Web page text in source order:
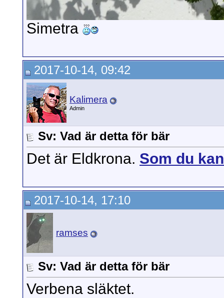
Simetra
2017-10-14, 09:42
Kalimera
Admin
Sv: Vad är detta för bär
Det är Eldkrona. Som du
2017-10-14, 17:10
ramses
Sv: Vad är detta för bär
Verbena släktet.